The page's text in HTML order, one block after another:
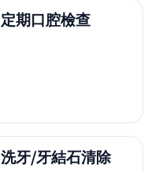
定期口腔檢查
洗牙/牙結石清除